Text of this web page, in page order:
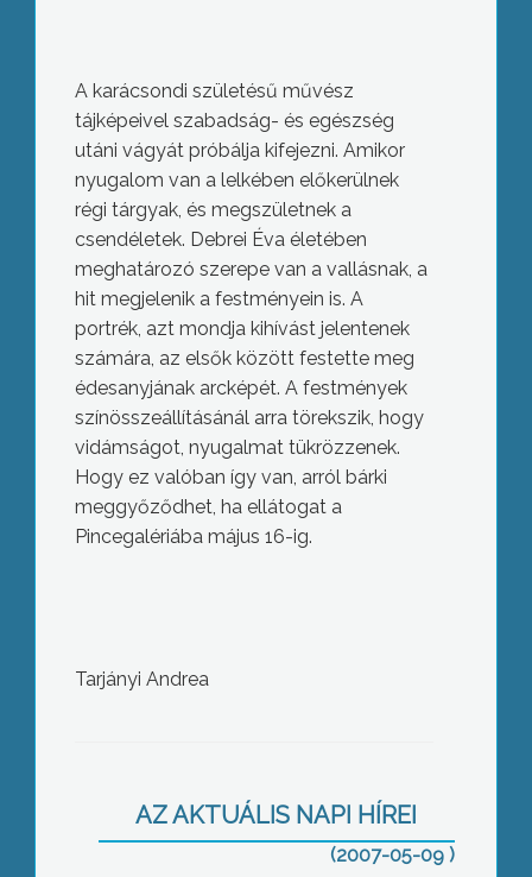
A karácsondi születésű művész
tájképeivel szabadság- és egészség
utáni vágyát próbálja kifejezni. Amikor
nyugalom van a lelkében előkerülnek
régi tárgyak, és megszületnek a
csendéletek. Debrei Éva életében
meghatározó szerepe van a vallásnak, a
hit megjelenik a festményein is. A
portrék, azt mondja kihívást jelentenek
számára, az elsők között festette meg
édesanyjának arcképét. A festmények
színösszeállításánál arra törekszik, hogy
vidámságot, nyugalmat tükrözzenek.
Hogy ez valóban így van, arról bárki
meggyőződhet, ha ellátogat a
Pincegalériába május 16-ig.
Tarjányi Andrea
AZ AKTUÁLIS NAPI HÍREI
(2007-05-09 )
Anyák Napja – Köszöntötte az idősek